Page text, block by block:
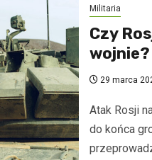
Militaria
Czy
wojnie?
29 marca
Atak Rosji
do końca